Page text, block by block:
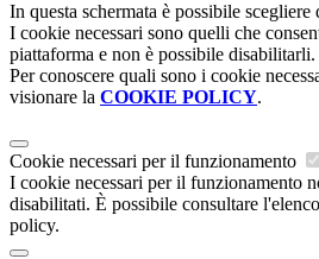
In questa schermata è possibile
I cookie necessari sono quelli che
piattaforma e non è possibile disabilitarli.
Per conoscere quali sono i cookie
visionare la COOKIE POLICY.
Cookie necessari per il funzionamento
I cookie necessari per il funzionamento
disabilitati. È possibile consultare
policy.